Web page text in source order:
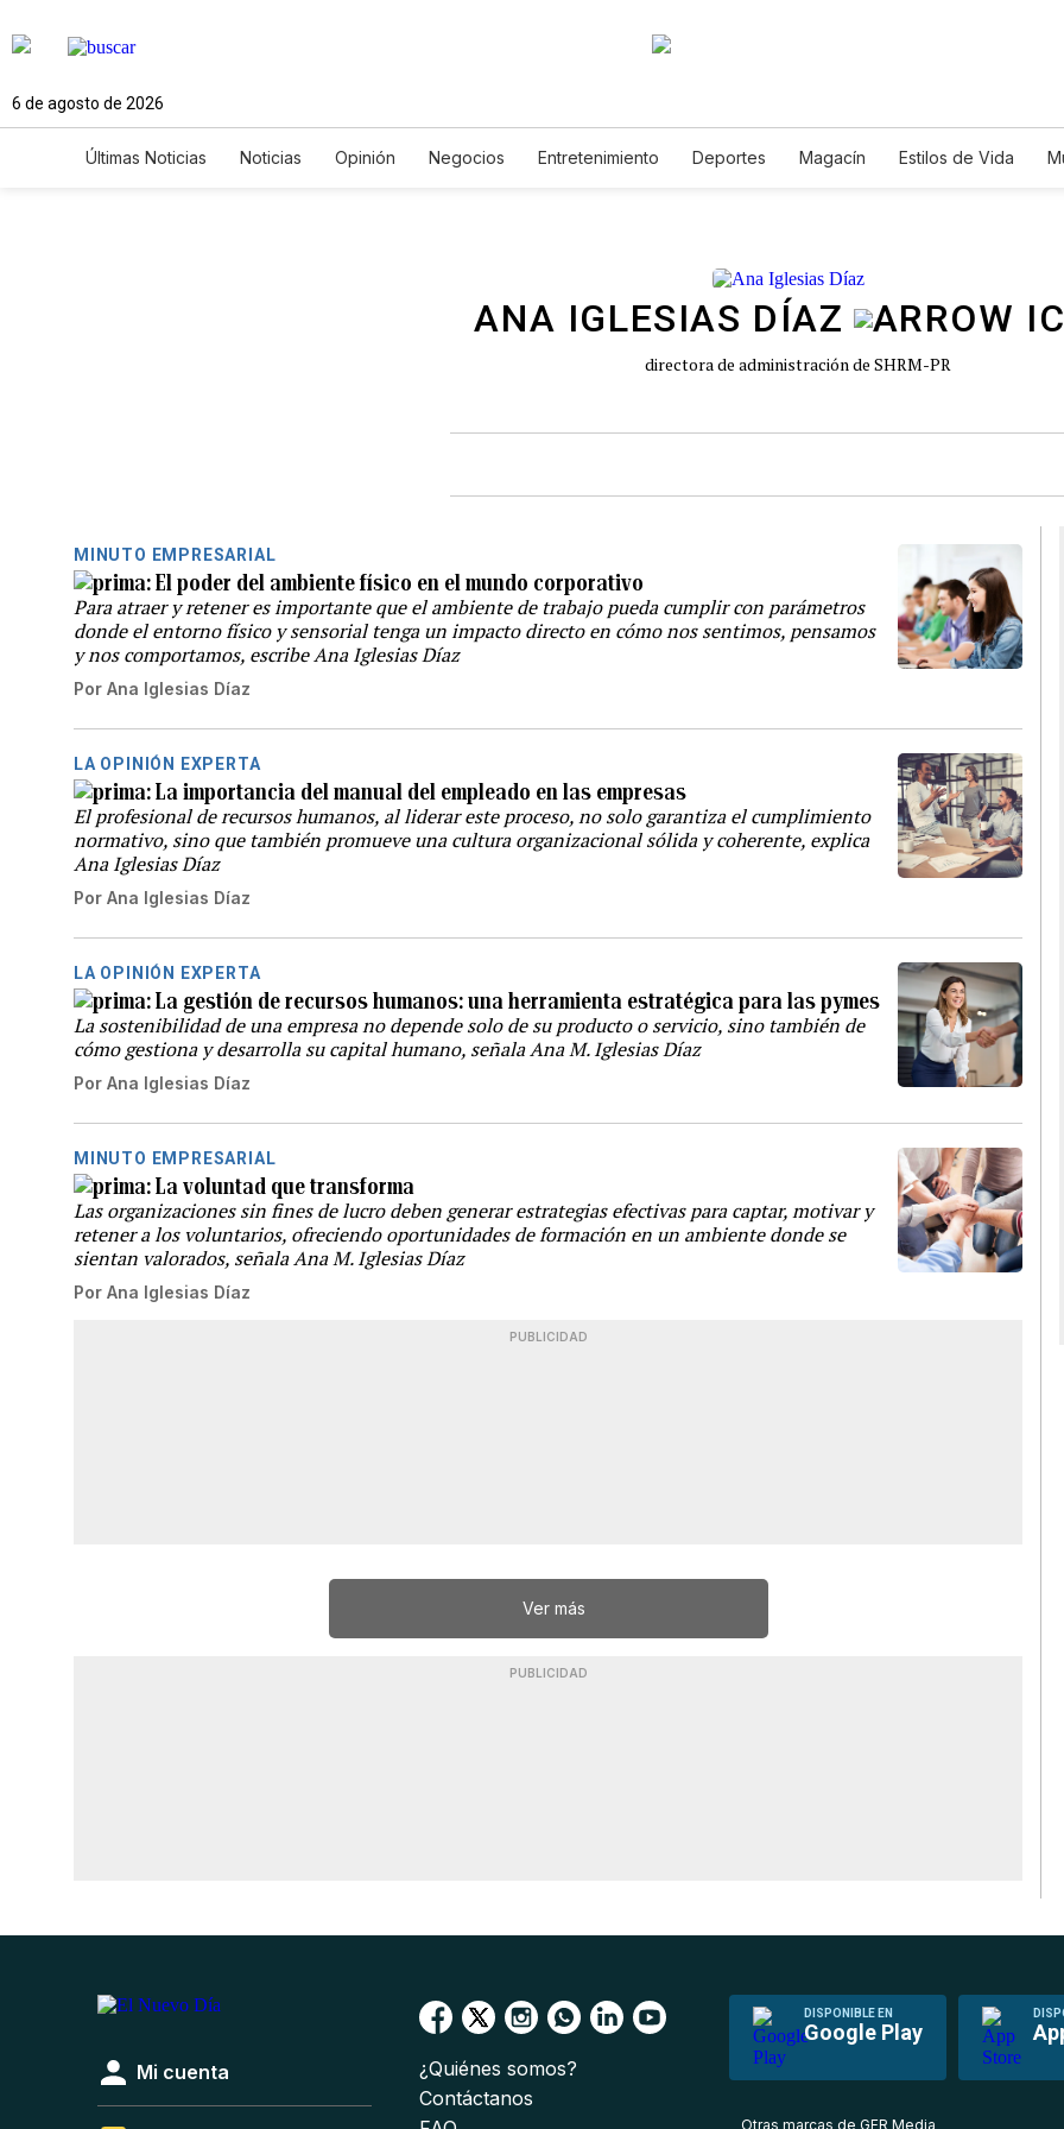
6 de agosto de 2026
Últimas Noticias Noticias Opinión Negocios Entretenimiento Deportes Magacín Estilos de Vida
ANA IGLESIAS DÍAZ
directora de administración de SHRM-PR
MINUTO EMPRESARIAL
El poder del ambiente físico en el mundo corporativo
Para atraer y retener es importante que el ambiente de trabajo pueda cumplir con parámetros
donde el entorno físico y sensorial tenga un impacto directo en cómo nos sentimos, pensamos
y nos comportamos, escribe Ana Iglesias Díaz
Por Ana Iglesias Díaz
LA OPINIÓN EXPERTA
La importancia del manual del empleado en las empresas
El profesional de recursos humanos, al liderar este proceso, no solo garantiza el cumplimiento
normativo, sino que también promueve una cultura organizacional sólida y coherente, explica
Ana Iglesias Díaz
Por Ana Iglesias Díaz
LA OPINIÓN EXPERTA
La gestión de recursos humanos: una herramienta estratégica para las pymes
La sostenibilidad de una empresa no depende solo de su producto o servicio, sino también de
cómo gestiona y desarrolla su capital humano, señala Ana M. Iglesias Díaz
Por Ana Iglesias Díaz
MINUTO EMPRESARIAL
La voluntad que transforma
Las organizaciones sin fines de lucro deben generar estrategias efectivas para captar, motivar y
retener a los voluntarios, ofreciendo oportunidades de formación en un ambiente donde se
sientan valorados, señala Ana M. Iglesias Díaz
Por Ana Iglesias Díaz
PUBLICIDAD
Ver más
PUBLICIDAD
DISPONIBLE EN
Google Play
Mi cuenta
¿Quiénes somos?
Contáctanos
Otras marcas de GFR Media